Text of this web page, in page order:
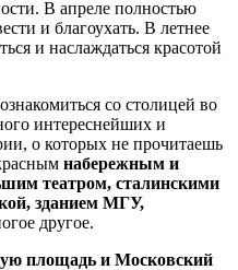
В апреле полностью
и благоухать. В летнее
и наслаждаться красотой
со столицей во
интереснейших и
о которых не прочитаешь
набережным и
театром, сталинскими
зданием МГУ,
другое.
площадь и Московский